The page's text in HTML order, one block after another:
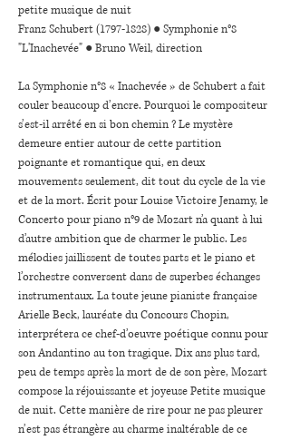
petite musique de nuit
Franz Schubert (1797-1828) ● Symphonie n°8
"L'Inachevée" ● Bruno Weil, direction
La Symphonie n°8 « Inachevée » de Schubert a fait
couler beaucoup d’encre. Pourquoi le compositeur
s’est-il arrêté en si bon chemin ? Le mystère
demeure entier autour de cette partition
poignante et romantique qui, en deux
mouvements seulement, dit tout du cycle de la vie
et de la mort. Écrit pour Louise Victoire Jenamy, le
Concerto pour piano n°9 de Mozart n’a quant à lui
d’autre ambition que de charmer le public. Les
mélodies jaillissent de toutes parts et le piano et
l’orchestre conversent dans de superbes échanges
instrumentaux. La toute jeune pianiste française
Arielle Beck, lauréate du Concours Chopin,
interprétera ce chef-d’oeuvre poétique connu pour
son Andantino au ton tragique. Dix ans plus tard,
peu de temps après la mort de de son père, Mozart
compose la réjouissante et joyeuse Petite musique
de nuit. Cette manière de rire pour ne pas pleurer
n’est pas étrangère au charme inaltérable de ce